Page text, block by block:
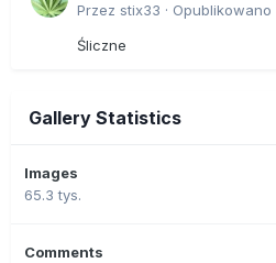
Przez stix33 · Opublikowano
Śliczne
Gallery Statistics
Images
65.3 tys.
Comments